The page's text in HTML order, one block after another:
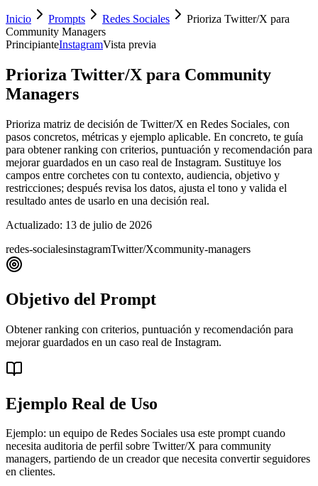
Inicio Prompts Redes Sociales
Prioriza Twitter/X para
Community Managers
PrincipianteInstagramVista previa
Prioriza Twitter/X para Community
Managers
Prioriza matriz de decisión de Twitter/X en Redes Sociales, con
pasos concretos, métricas y ejemplo aplicable. En concreto, te guía
para obtener ranking con criterios, puntuación y recomendación para
mejorar guardados en un caso real de Instagram. Sustituye los
campos entre corchetes con tu contexto, audiencia, objetivo y
restricciones; después revisa los datos, ajusta el tono y valida el
resultado antes de usarlo en una decisión real.
Actualizado: 13 de julio de 2026
redes-socialesinstagramTwitter/Xcommunity-managers
Objetivo del Prompt
Obtener ranking con criterios, puntuación y recomendación para
mejorar guardados en un caso real de Instagram.
Ejemplo Real de Uso
Ejemplo: un equipo de Redes Sociales usa este prompt cuando
necesita auditoria de perfil sobre Twitter/X para community
managers, partiendo de un creador que necesita convertir seguidores
en clientes.